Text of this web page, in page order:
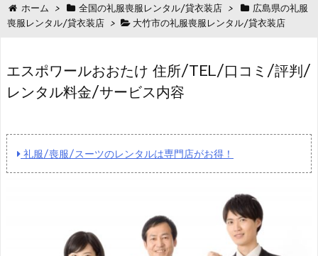
ホーム > 全国の礼服喪服レンタル/貸衣装店 >
広島県の礼服
喪服レンタル/貸衣装店 > 大竹市の礼服喪服レンタル/貸衣装店
エスポワールおおたけ 住所/TEL/口コミ/評判/
レンタル料金/サービス内容
礼服/喪服/スーツのレンタルは専門店がお得！